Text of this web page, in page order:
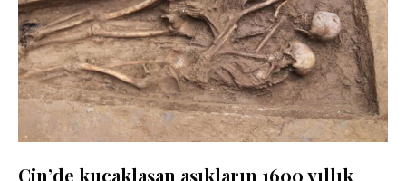
Çin’de kucaklaşan aşıkların 1600 yıllık